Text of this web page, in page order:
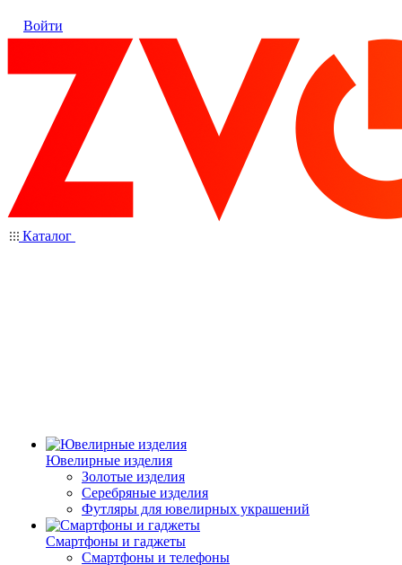
Войти
Каталог
Ювелирные изделия
Золотые изделия
Серебряные изделия
Футляры для ювелирных украшений
Смартфоны и гаджеты
Смартфоны и телефоны